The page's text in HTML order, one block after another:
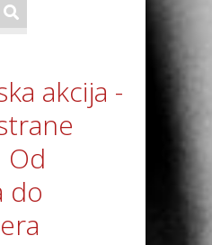
akcija -
Od
do